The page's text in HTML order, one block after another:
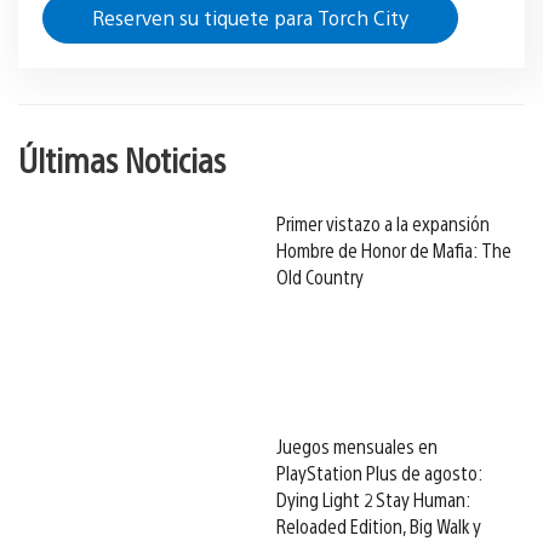
Reserven su tiquete para Torch City
Últimas Noticias
Primer vistazo a la expansión
Hombre de Honor de Mafia: The
Old Country
Juegos mensuales en
PlayStation Plus de agosto:
Dying Light 2 Stay Human:
Reloaded Edition, Big Walk y